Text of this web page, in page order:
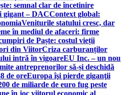
semnal clar de încetinire
gigant – DACContext global:
Veniturile statului cresc, dar
în mediul de afaceri: firme
de Paște: costul vieții
din ViitorCriza carburanților
intră în vigoareEU Inc. – un nou
antreprenorilor să-și deschidă
de oreEuropa îşi pierde giganţii
de miliarde de euro fug peste
în joc viitorul economic al